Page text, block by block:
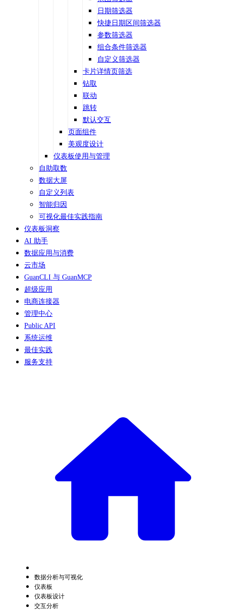
日期筛选器
快捷日期区间筛选器
参数筛选器
组合条件筛选器
自定义筛选器
卡片详情页筛选
钻取
联动
跳转
默认交互
页面组件
美观度设计
仪表板使用与管理
自助取数
数据大屏
自定义列表
智能归因
可视化最佳实践指南
仪表板洞察
AI 助手
数据应用与消费
云市场
GuanCLI 与 GuanMCP
超级应用
电商连接器
管理中心
Public API
系统运维
最佳实践
服务支持
数据分析与可视化
仪表板
仪表板设计
交互分析